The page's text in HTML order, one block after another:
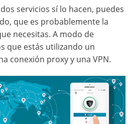
servicios sí lo hacen, puedes
que es probablemente la
necesitas. A modo de
que estás utilizando un
conexión proxy y una VPN.